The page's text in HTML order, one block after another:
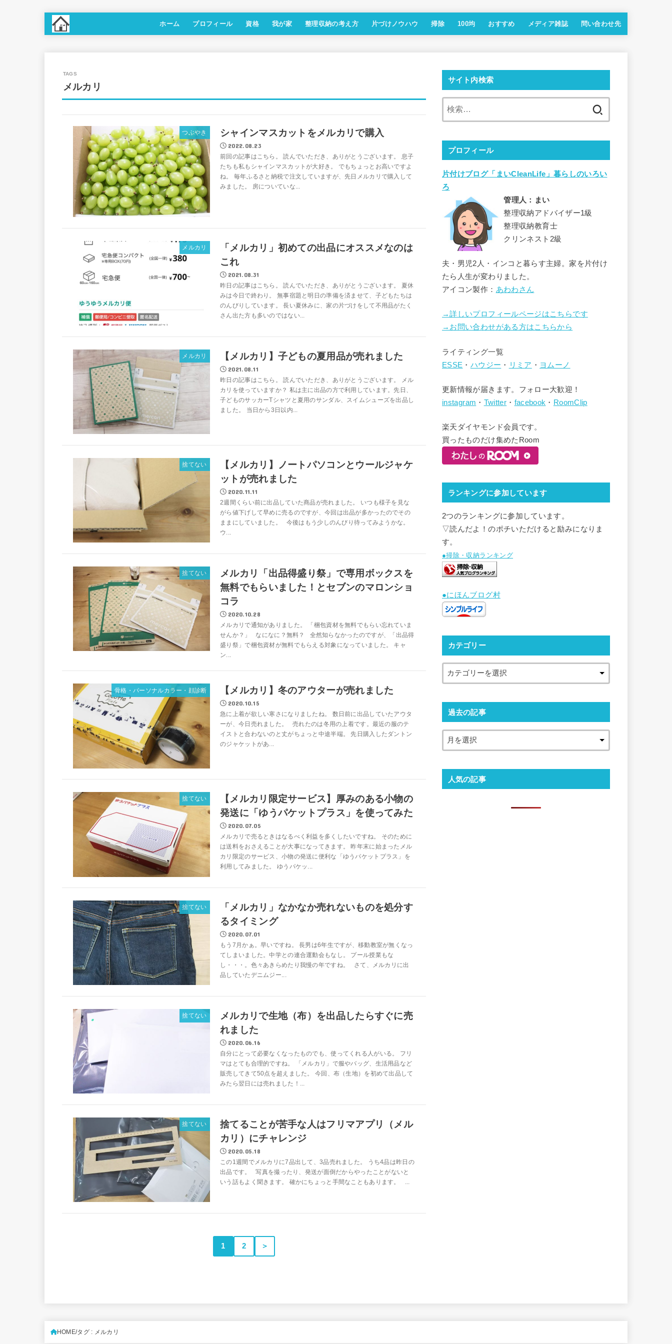
ホーム プロフィール 資格 我が家 整理収納の考え方 片づけノウハウ 掃除 100均 おすすめ メディア雑誌 問い合わせ先
メルカリ
つぶやき シャインマスカットをメルカリで購入
2022.08.23
前回の記事はこちら。 読んでいただき、ありがとうございます。 息子
たちも私もシャインマスカットが大好き。 でもちょっとお高いですよ
ね。 毎年ふるさと納税で注文していますが、先日メルカリで購入して
みました。 房についていな...
メルカリ
「メルカリ」初めての出品にオススメなのは
これ
2021.08.31
昨日の記事はこちら。 読んでいただき、ありがとうございます。 夏休
みは今日で終わり。 無事宿題と明日の準備を済ませて、子どもたちは
のんびりしています。 長い夏休みに、家の片づけをして不用品がたく
さん出た方も多いのではない...
メルカリ 【メルカリ】子どもの夏用品が売れました
2021.08.11
昨日の記事はこちら。 読んでいただき、ありがとうございます。 メル
カリを使っていますか？ 私は主に出品の方で利用しています。先日、
子どものサッカーTシャツと夏用のサンダル、スイムシューズを出品し
ました。 当日から3日以内...
捨てない
【メルカリ】ノートパソコンとウールジャケ
ットが売れました
2020.11.11
2週間くらい前に出品していた商品が売れました。 いつも様子を見な
がら値下げして早めに売るのですが、今回は出品が多かったのでその
ままにしていました。 今後はもう少しのんびり待ってみようかな。
ウ...
捨てない
メルカリ「出品得盛り祭」で専用ボックスを
無料でもらいました！とセブンのマロンショ
コラ
2020.10.28
メルカリで通知がありました。 「梱包資材を無料でもらい忘れていま
せんか？」 なになに？無料？ 全然知らなかったのですが、「出品得
盛り祭」で梱包資材が無料でもらえる対象になっていました。 キャ
ン...
骨格・パーソナルカラー・顔診断 【メルカリ】冬のアウターが売れました
2020.10.15
急に上着が欲しい寒さになりましたね。 数日前に出品していたアウタ
ーが、今日売れました。 売れたのは冬用の上着です。最近の服のテ
イストと合わないのと丈がちょっと中途半端。 先日購入したダントン
のジャケットがあ...
捨てない
【メルカリ限定サービス】厚みのある小物の
発送に「ゆうパケットプラス」を使ってみた
2020.07.05
メルカリで売るときはなるべく利益を多くしたいですね。 そのために
は送料をおさえることが大事になってきます。 昨年末に始まったメル
カリ限定のサービス、小物の発送に便利な「ゆうパケットプラス」を
利用してみました。 ゆうパケッ...
捨てない
「メルカリ」なかなか売れないものを処分す
るタイミング
2020.07.01
もう7月かぁ。早いですね。 長男は6年生ですが、移動教室が無くなっ
てしまいました。中学との連合運動会もなし。 プール授業もな
し・・・。色々あきらめたり我慢の年ですね。 さて、メルカリに出
品していたデニムジー...
捨てない
メルカリで生地（布）を出品したらすぐに売
れました
2020.06.16
自分にとって必要なくなったものでも、使ってくれる人がいる。 フリ
マはとても合理的ですね。 「メルカリ」で服やバッグ、生活用品など
販売してきて50点を超えました。 今回、布（生地）を初めて出品して
みたら翌日には売れました！...
捨てない
捨てることが苦手な人はフリマアプリ（メル
カリ）にチャレンジ
2020.05.18
この1週間でメルカリに7品出して、3品売れました。 うち4品は昨日の
出品です。 写真を撮ったり、発送が面倒だからやったことがないと
いう話もよく聞きます。 確かにちょっと手間なこともあります。 ...
1 2 ＞
サイト内検索
プロフィール
片付けブログ「まいCleanLife」暮らしのいろい
ろ
管理人：まい
整理収納アドバイザー1級
整理収納教育士
クリンネスト2級
夫・男児2人・インコと暮らす主婦。家を片付け
たら人生が変わりました。
アイコン製作： あわわさん
→詳しいプロフィールページはこちらです
→お問い合わせがある方はこちらから
ライティング一覧
ESSE ・ ハウジー ・ リミア ・ ヨムーノ
更新情報が届きます。フォロー大歓迎！
instagram ・ Twitter ・ facebook ・ RoomClip
楽天ダイヤモンド会員です。
買ったものだけ集めたRoom
ランキングに参加しています
2つのランキングに参加しています。
▽読んだよ！のポチいただけると励みになりま
す。
●掃除・収納ランキング
●にほんブログ村
カテゴリー
過去の記事
人気の記事
HOME タグ : メルカリ